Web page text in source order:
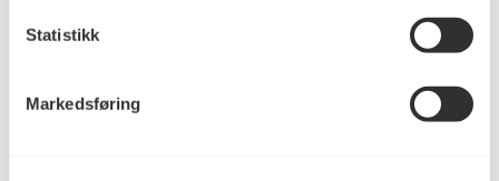
Statistikk
Markedsføring
Victoria Terrasse 11
0251 Oslo